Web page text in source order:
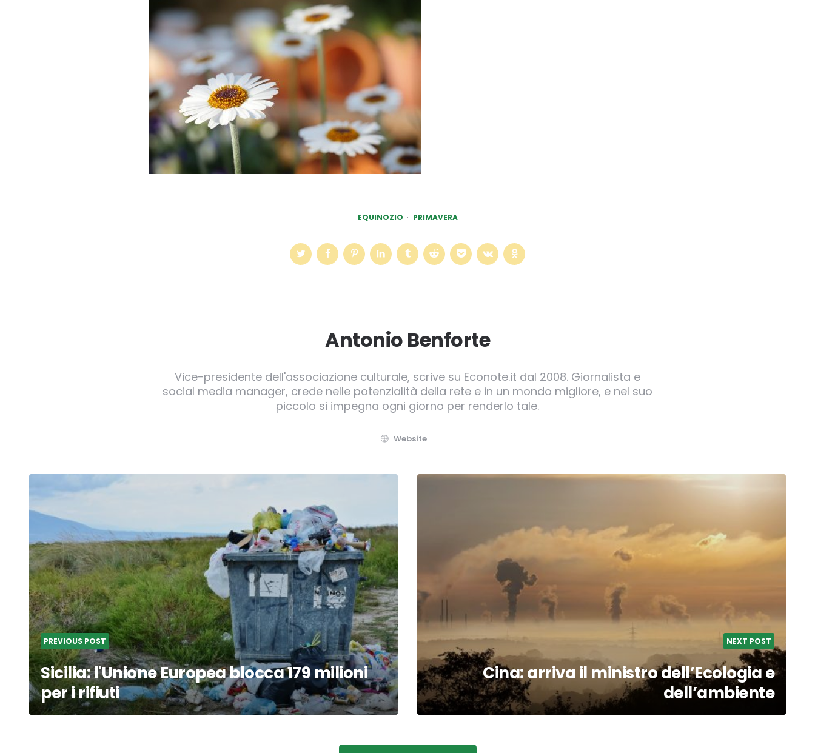
EQUINOZIO PRIMAVERA
Antonio Benforte
Vice-presidente dell'associazione culturale, scrive su Econote.it dal 2008. Giornalista e
social media manager, crede nelle potenzialità della rete e in un mondo migliore, e nel suo
piccolo si impegna ogni giorno per renderlo tale.
Website
Post
navigation
PREVIOUS POST
Sicilia: l'Unione Europea blocca 179 milioni
per i rifiuti
NEXT POST
Cina: arriva il ministro dell’Ecologia e
dell’ambiente